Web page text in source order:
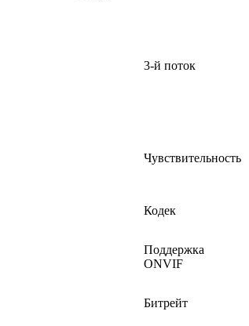
3-й поток
Чувствительность
Кодек
Поддержка
ONVIF
Битрейт